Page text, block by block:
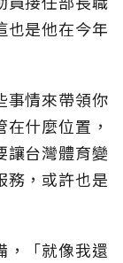
也是他在今年
事情來帶領你
什麼位置，
讓台灣體育變
務，或許也是
，「就像我還